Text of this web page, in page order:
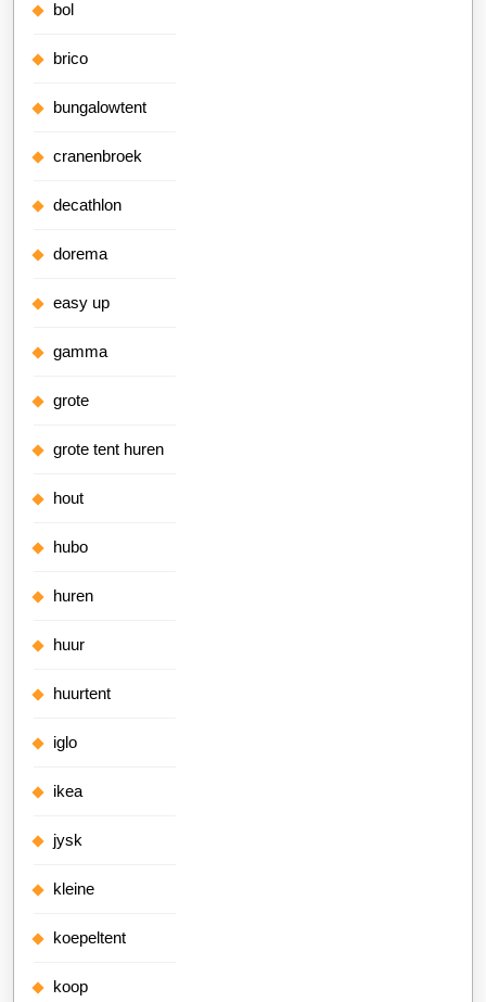
bol
brico
bungalowtent
cranenbroek
decathlon
dorema
easy up
gamma
grote
grote tent huren
hout
hubo
huren
huur
huurtent
iglo
ikea
jysk
kleine
koepeltent
koop